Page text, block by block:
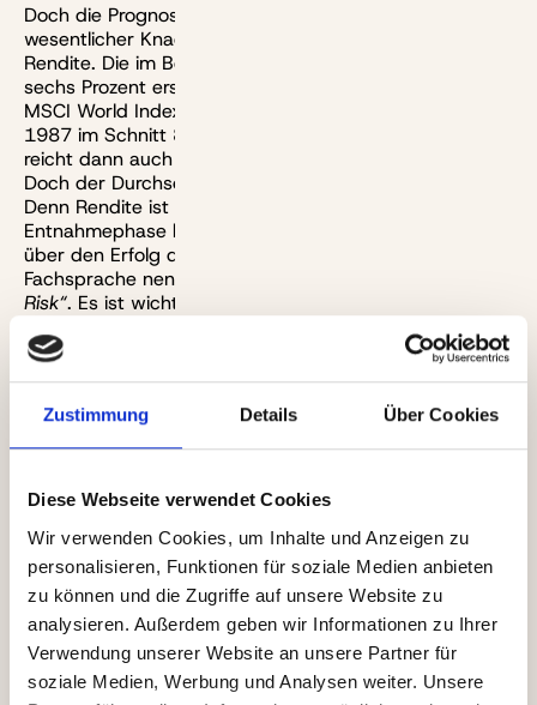
Zustimmung Details Über Cookies
Diese Webseite verwendet Cookies
Wir verwenden Cookies, um Inhalte und Anzeigen zu
personalisieren, Funktionen für soziale Medien anbieten
zu können und die Zugriffe auf unsere Website zu
analysieren. Außerdem geben wir Informationen zu Ihrer
Verwendung unserer Website an unsere Partner für
soziale Medien, Werbung und Analysen weiter. Unsere
Doch die Prognosen sind mit Vorsicht zu genießen. Ein
wesentlicher Knackpunkt der Strategie ist natürlich die
Rendite. Die im Beispiel angenommene Rendite von
sechs Prozent erscheint zunächst realistisch – der
MSCI World Index hat seit seiner Auflegung im Jahr
1987 im Schnitt 8,7 Prozent jährlich geliefert, das
reicht dann auch nach Steuern für unsere Annahme.
Doch der Durchschnittswert allein hilft nur bedingt.
Denn Rendite ist keine glatte Linie. Gerade in der
Entnahmephase kann die Reihenfolge der Börsenjahre
über den Erfolg deiner Strategie entscheiden. In der
Fachsprache nennt man das
Risk“. Es ist wichtig, in welcher Reihenfolge die „guten“
ersten Jahren leerläuft.
Trifft ein Crash gleich zu Beginn der Rente, musst du
nun mal mehr Anteile verkaufen, um den gleichen
schnell und es gibt weniger Substanz, auf die später
verdeutlicht auch das:
Maria und Jon starten beide mit 300.000 Euro
Vermögen in den Ruhestand. Beide entnehmen jährlich
12.000 Euro zu Jahresbeginn. Das restliche Geld bleibt
voll in einen ETF auf den MSCI World investiert. Für die